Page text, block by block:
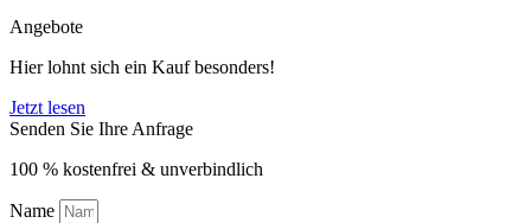
Angebote
Hier lohnt sich ein Kauf besonders!
Jetzt lesen
Senden Sie Ihre Anfrage
100 % kostenfrei & unverbindlich
Name